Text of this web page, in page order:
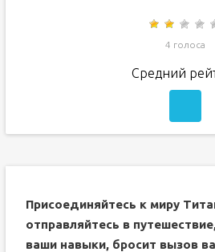
4 голоса
Средний
Присоединяйтесь к миру
отправляйтесь в
ваши навыки, бросит вызов